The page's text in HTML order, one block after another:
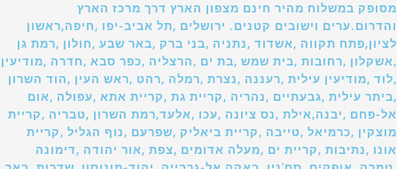
מסופק במשלוח מהיר חינם מצפון הארץ דרך מרכז הארץ
והדרום.ערים וישובים קטנים. ירושלים ,תל אביב-יפו ,חיפה,ראשון
לציון,פתח תקווה ,אשדוד ,נתניה ,בני ברק ,באר שבע ,חולון ,רמת גן
,אשקלון ,רחובות ,בית שמש ,בת ים ,הרצליה ,כפר סבא ,חדרה ,מודיעין
,לוד ,מודיעין עילית ,רעננה ,נצרת ,רמלה ,רהט ,ראש העין ,הוד השרון
,ביתר עילית ,גבעתיים ,נהריה ,קריית גת ,קריית אתא ,עפולה ,אום
אל-פחם ,יבנה,אילת ,נס ציונה ,עכו ,אלעד,רמת השרון ,טבריה ,קריית
מוצקין ,כרמיאל ,טייבה ,קריית ביאליק ,שפרעם ,נוף הגליל ,קריית
אונו ,נתיבות ,קריית ים ,מעלה אדומים ,צפת ,אור יהודה ,דימונה